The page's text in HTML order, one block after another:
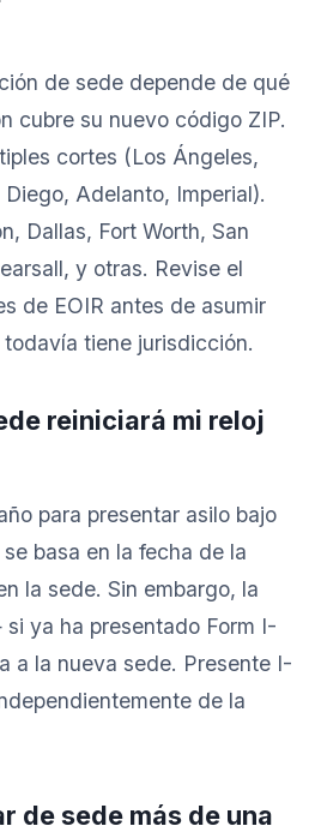
de sede depende de qué
cubre su nuevo código ZIP.
cortes (Los Ángeles,
Adelanto, Imperial).
Dallas, Fort Worth, San
y otras. Revise el
de EOIR antes de asumir
tiene jurisdicción.
reiniciará mi reloj
para presentar asilo bajo
se basa en la fecha de la
la sede. Sin embargo, la
ya ha presentado Form I-
a la nueva sede. Presente I-
de la
de sede más de una